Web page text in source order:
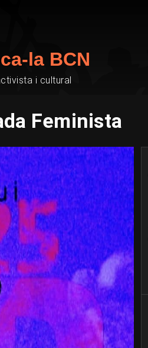
la BCN
i cultural
Feminista